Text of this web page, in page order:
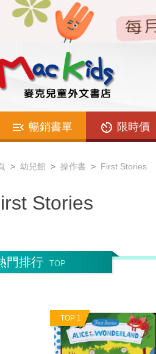
暢銷書單 限時價
幼兒館 操作書 First Stories
Stories
門排行 TOP
TOP 1